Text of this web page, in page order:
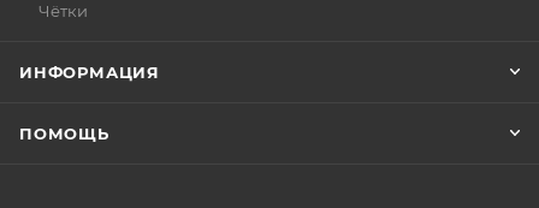
Чётки
ИНФОРМАЦИЯ
ПОМОЩЬ